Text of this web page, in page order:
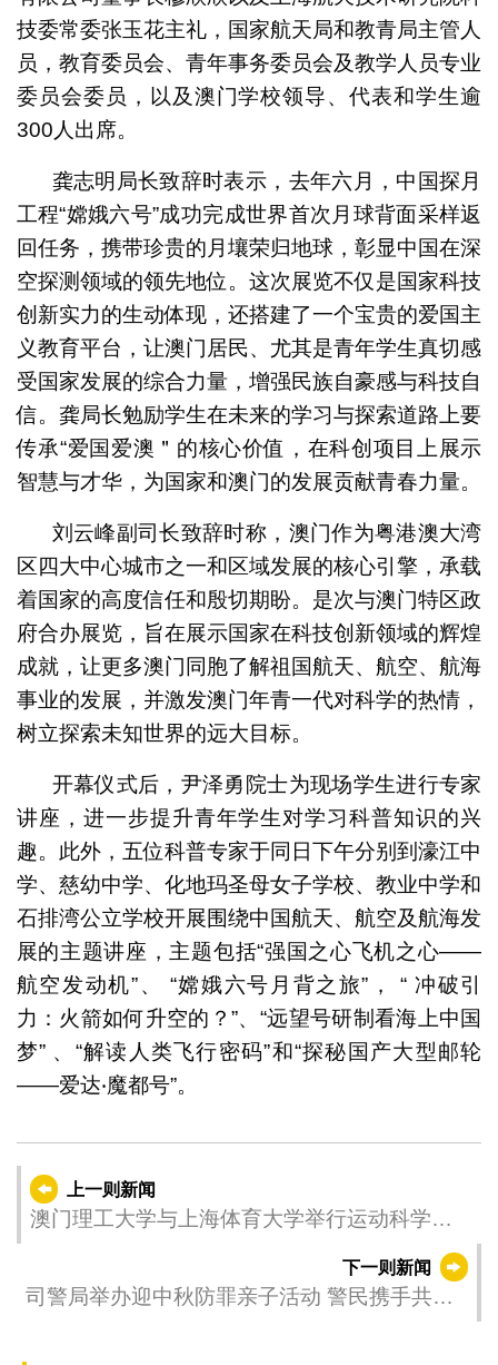
技委常委张玉花主礼，国家航天局和教青局主管人
员，教育委员会、青年事务委员会及教学人员专业
委员会委员，以及澳门学校领导、代表和学生逾
300人出席。
龚志明局长致辞时表示，去年六月，中国探月
工程“嫦娥六号”成功完成世界首次月球背面采样返
回任务，携带珍贵的月壤荣归地球，彰显中国在深
空探测领域的领先地位。这次展览不仅是国家科技
创新实力的生动体现，还搭建了一个宝贵的爱国主
义教育平台，让澳门居民、尤其是青年学生真切感
受国家发展的综合力量，增强民族自豪感与科技自
信。龚局长勉励学生在未来的学习与探索道路上要
传承“爱国爱澳＂的核心价值，在科创项目上展示
智慧与才华，为国家和澳门的发展贡献青春力量。
刘云峰副司长致辞时称，澳门作为粤港澳大湾
区四大中心城市之一和区域发展的核心引擎，承载
着国家的高度信任和殷切期盼。是次与澳门特区政
府合办展览，旨在展示国家在科技创新领域的辉煌
成就，让更多澳门同胞了解祖国航天、航空、航海
事业的发展，并激发澳门年青一代对科学的热情，
树立探索未知世界的远大目标。
开幕仪式后，尹泽勇院士为现场学生进行专家
讲座，进一步提升青年学生对学习科普知识的兴
趣。此外，五位科普专家于同日下午分别到濠江中
学、慈幼中学、化地玛圣母女子学校、教业中学和
石排湾公立学校开展围绕中国航天、航空及航海发
展的主题讲座，主题包括“强国之心飞机之心——
航空发动机”、 “嫦娥六号月背之旅”， “ 冲破引
力：火箭如何升空的？”、“远望号研制看海上中国
梦” 、“解读人类飞行密码”和“探秘国产大型邮轮
——爱达‧魔都号”。
上一则新闻
澳门理工大学与上海体育大学举行运动科学及
下一则新闻
司警局举办迎中秋防罪亲子活动 警民携手共建